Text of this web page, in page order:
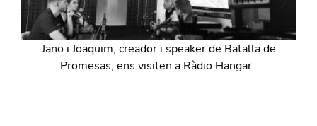
Jano i Joaquim, creador i speaker de Batalla de
Promesas, ens visiten a Ràdio Hangar.